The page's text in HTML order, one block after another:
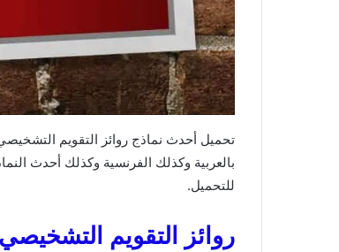
بالعربية وكذلك الفرنسية وكذلك أحدث
للتحميل.
روائز التقويم